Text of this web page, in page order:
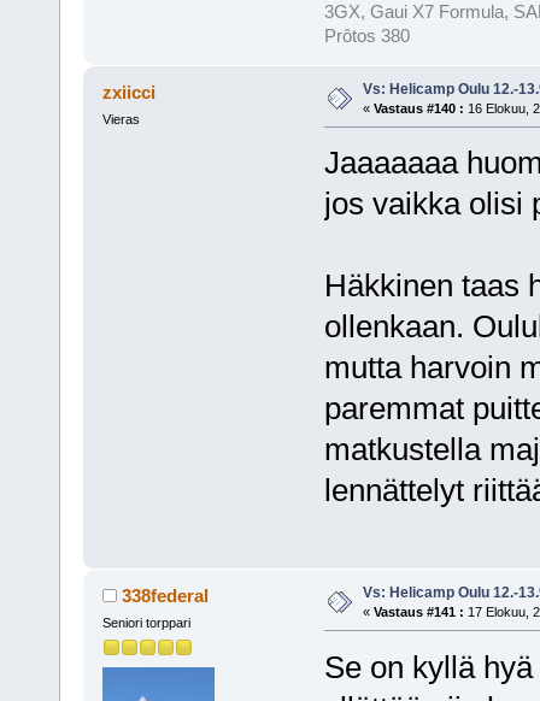
3GX, Gaui X7 Formula,
Prôtos 380
zxiicci
Vieras
Vs: Helicamp Oulu 12.-
« Vastaus #140 : 16 Elokuu,
Jaaaaaaa
jos vaikka olisi
Häkkinen taas
ollenkaan.
mutta harvoin
paremmat
matkustella
lennättelyt
338federal
Seniori torppari
Vs: Helicamp Oulu 12.-
« Vastaus #141 : 17 Elokuu,
Se on kyllä